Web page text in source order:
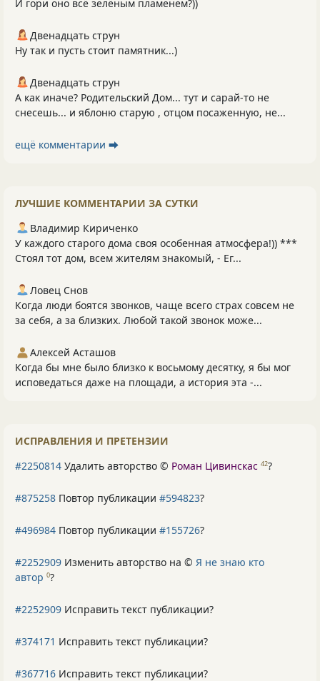
И гори оно всё зелёным пламенем?))
Двенадцать струн
Ну так и пусть стоит памятник...)
Двенадцать струн
А как иначе? Родительский Дом... тут и сарай-то не
снесешь... и яблоню старую , отцом посаженную, не...
ещё комментарии ⮕
ЛУЧШИЕ КОММЕНТАРИИ ЗА СУТКИ
Владимир Кириченко
У каждого старого дома своя особенная атмосфера!)) ***
Стоял тот дом, всем жителям знакомый, - Ег...
Ловец Снов
Когда люди боятся звонков, чаще всего страх совсем не
за себя, а за близких. Любой такой звонок може...
Алексей Асташов
Когда бы мне было близко к восьмому десятку, я бы мог
исповедаться даже на площади, а история эта -...
ИСПРАВЛЕНИЯ И ПРЕТЕНЗИИ
#2250814 Удалить авторство © Роман Цивинскас 42?
#875258 Повтор публикации #594823?
#496984 Повтор публикации #155726?
#2252909 Изменить авторство на © Я не знаю кто
автор 0?
#2252909 Исправить текст публикации?
#374171 Исправить текст публикации?
#367716 Исправить текст публикации?